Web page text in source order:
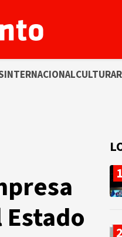
INTERNACIONALCULTURA